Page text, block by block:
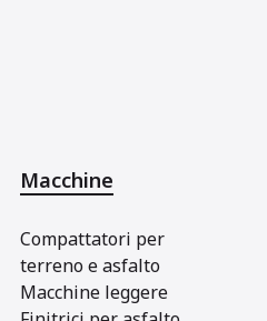
Macchine
Compattatori per
terreno e asfalto
Macchine leggere